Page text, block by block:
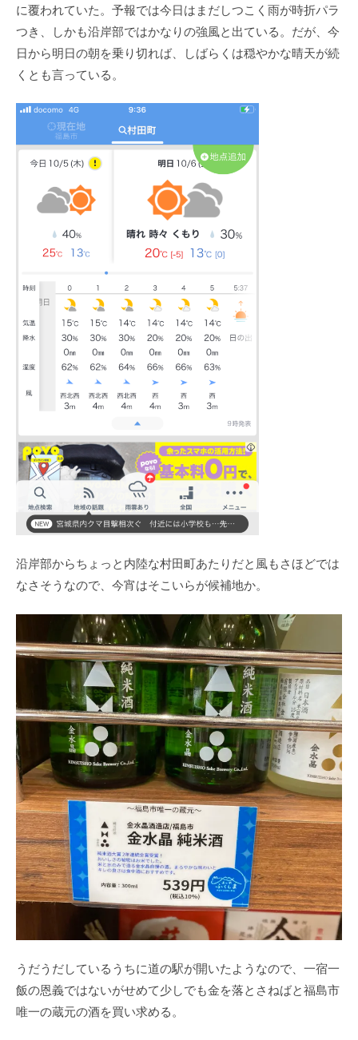
に覆われていた。予報では今日はまだしつこく雨が時折パラ
つき、しかも沿岸部ではかなりの強風と出ている。だが、今
日から明日の朝を乗り切れば、しばらくは穏やかな晴天が続
くとも言っている。
沿岸部からちょっと内陸な村田町あたりだと風もさほどでは
なさそうなので、今宵はそこいらが候補地か。
うだうだしているうちに道の駅が開いたようなので、一宿一
飯の恩義ではないがせめて少しでも金を落とさねばと福島市
唯一の蔵元の酒を買い求める。